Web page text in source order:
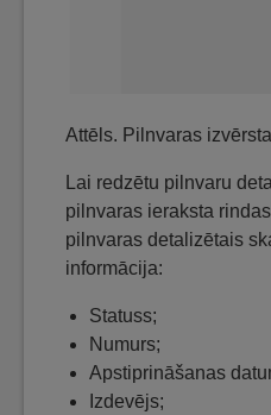
Attēls. Pilnvaras
Lai redzētu pilnvaru
pilnvaras ieraksta
pilnvaras detalizētais
informācija:
Statuss;
Numurs;
Apstiprināšanas
Izdevējs;